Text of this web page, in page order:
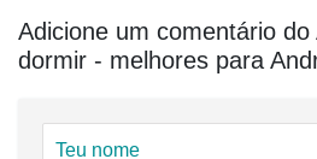
Adicione um comentário
dormir - melhores para